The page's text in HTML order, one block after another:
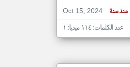
Oct 15, 2024
منذ سنة
عدد الكلمات: ١١٤ ميديا: ١